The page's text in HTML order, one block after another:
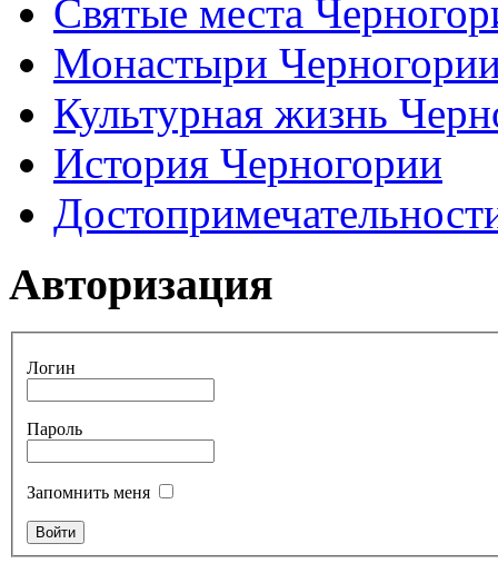
Святые места
Монастыри
Культурная жизнь
История Черногории
Авторизация
Логин
Пароль
Запомнить меня